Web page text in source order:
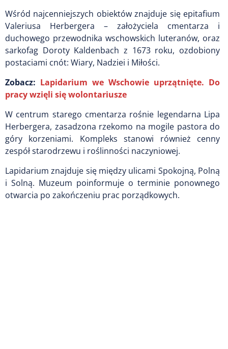
Wśród najcenniejszych obiektów znajduje się epitafium
Valeriusa Herbergera – założyciela cmentarza i
duchowego przewodnika wschowskich luteranów, oraz
sarkofag Doroty Kaldenbach z 1673 roku, ozdobiony
postaciami cnót: Wiary, Nadziei i Miłości.
Zobacz: Lapidarium we Wschowie uprzątnięte. Do
pracy wzięli się wolontariusze
W centrum starego cmentarza rośnie legendarna Lipa
Herbergera, zasadzona rzekomo na mogile pastora do
góry korzeniami. Kompleks stanowi również cenny
zespół starodrzewu i roślinności naczyniowej.
Lapidarium znajduje się między ulicami Spokojną, Polną
i Solną. Muzeum poinformuje o terminie ponownego
otwarcia po zakończeniu prac porządkowych.